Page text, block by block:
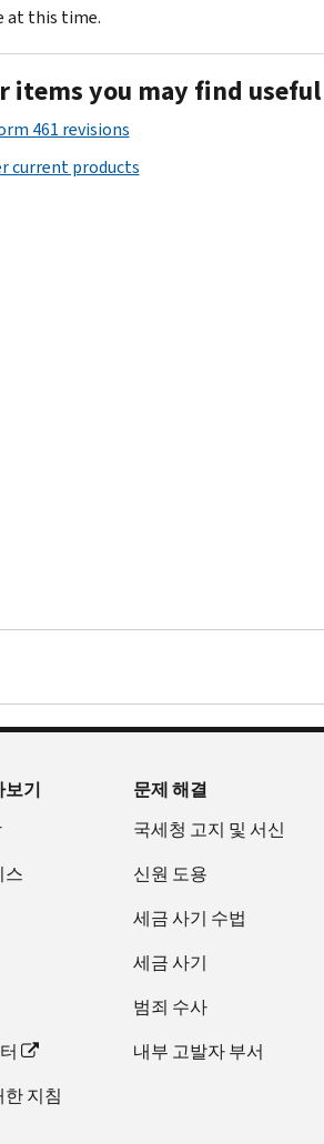
at this time.
items you may find useful
461 revisions
current products
보기
스
지침
문제 해결
국세청 고지 및 서신
신원 도용
세금 사기 수법
세금 사기
범죄 수사
내부 고발자 부서